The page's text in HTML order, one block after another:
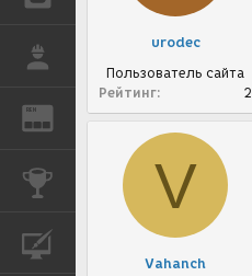
REN ЖУРНАЛ
КОНКУРСЫ
urodec
Пользователь сайта
Рейтинг
2
V
Vahanch